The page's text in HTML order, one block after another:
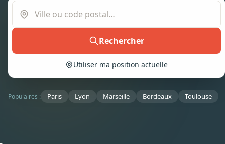
Rechercher
Utiliser ma position actuelle
Populaires : Paris Lyon Marseille Bordeaux Toulouse